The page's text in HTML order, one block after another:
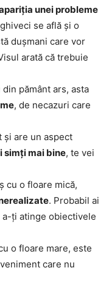
unei probleme
se află și o
dușmani care vor
arată că trebuie
pământ ars, asta
, de necazuri care
și are un aspect
simți mai bine, te vei
cu o floare mică,
. Probabil ai
ți atinge obiectivele
o floare mare, este
care nu